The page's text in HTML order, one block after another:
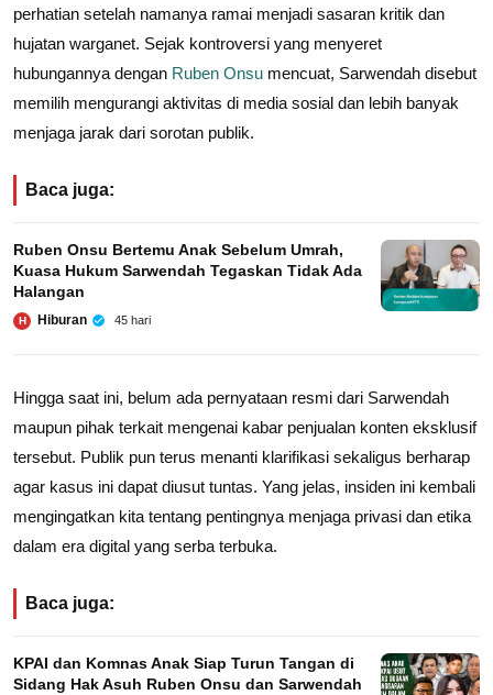
perhatian setelah namanya ramai menjadi sasaran kritik dan
hujatan warganet. Sejak kontroversi yang menyeret
hubungannya dengan Ruben Onsu mencuat, Sarwendah disebut
memilih mengurangi aktivitas di media sosial dan lebih banyak
menjaga jarak dari sorotan publik.
Baca juga:
Ruben Onsu Bertemu Anak Sebelum Umrah,
Kuasa Hukum Sarwendah Tegaskan Tidak Ada
Halangan
H Hiburan 45 hari
Hingga saat ini, belum ada pernyataan resmi dari Sarwendah
maupun pihak terkait mengenai kabar penjualan konten eksklusif
tersebut. Publik pun terus menanti klarifikasi sekaligus berharap
agar kasus ini dapat diusut tuntas. Yang jelas, insiden ini kembali
mengingatkan kita tentang pentingnya menjaga privasi dan etika
dalam era digital yang serba terbuka.
Baca juga:
KPAI dan Komnas Anak Siap Turun Tangan di
Sidang Hak Asuh Ruben Onsu dan Sarwendah